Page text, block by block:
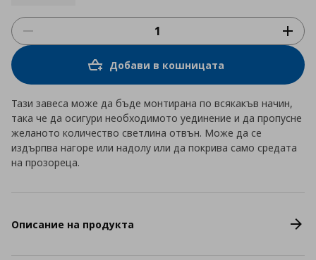
Добави в кошницата
Тази завеса може да бъде монтирана по всякакъв начин,
така че да осигури необходимото уединение и да пропусне
желаното количество светлина отвън. Може да се
издърпва нагоре или надолу или да покрива само средата
на прозореца.
Описание на продукта